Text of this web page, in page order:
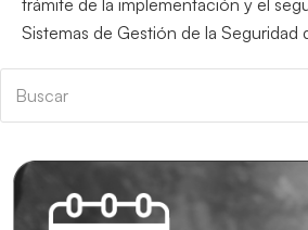
Sistemas de Gestión de la Seguridad